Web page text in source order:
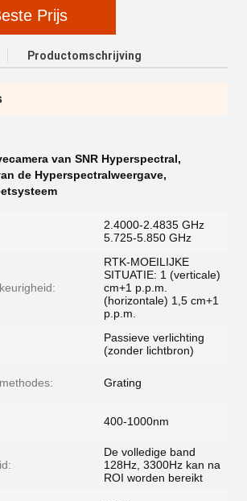
Prijs
Productomschrijving
van SNR Hyperspectral,
de Hyperspectralweergave,
2.4000-2.4835 GHz
5.725-5.850 GHz
RTK-MOEILIJKE
SITUATIE: 1 (verticale)
cm+1 p.p.m.
(horizontale) 1,5 cm+1
p.p.m.
Passieve verlichting
(zonder lichtbron)
Grating
400-1000nm
De volledige band
128Hz, 3300Hz kan na
ROI worden bereikt